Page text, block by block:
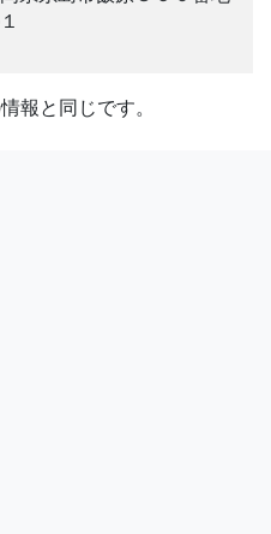
報と同じです。